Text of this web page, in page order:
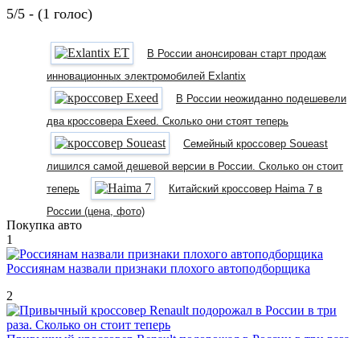
5/5 - (1 голос)
В России анонсирован старт продаж
инновационных электромобилей Exlantix
В России неожиданно подешевели
два кроссовера Exeed. Сколько они стоят теперь
Семейный кроссовер Soueast
лишился самой дешевой версии в России. Сколько он стоит
теперь
Китайский кроссовер Haima 7 в
России (цена, фото)
Покупка авто
1
Россиянам назвали признаки плохого автоподборщика
2